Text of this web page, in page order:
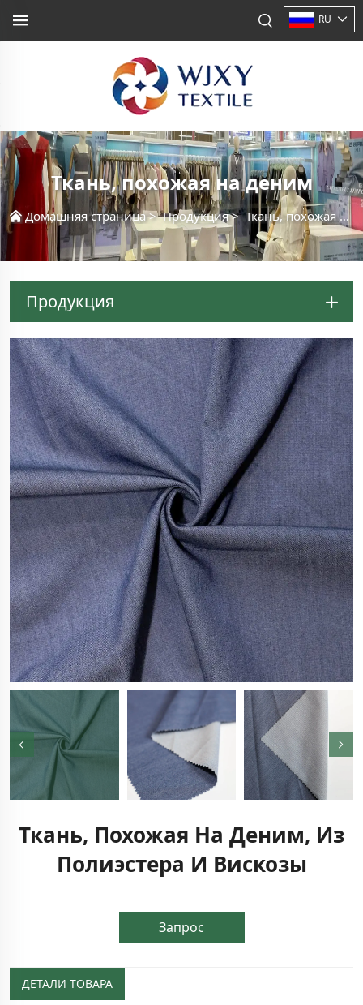
RU
Ткань, похожая на деним
Домашняя страница>Продукция>Ткань, похожая на деним
Продукция
Ткань, Похожая На Деним, Из
Полиэстера И Вискозы
Запрос
ДЕТАЛИ ТОВАРА